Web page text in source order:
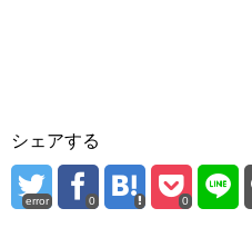
シェアする
error 0 0